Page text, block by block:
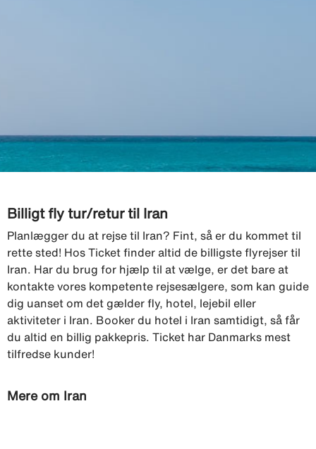
Billigt fly tur/retur til Iran
Planlægger du at rejse til Iran? Fint, så er du kommet til
rette sted! Hos Ticket finder altid de billigste flyrejser til
Iran. Har du brug for hjælp til at vælge, er det bare at
kontakte vores kompetente rejsesælgere, som kan guide
dig uanset om det gælder fly, hotel, lejebil eller
aktiviteter i Iran. Booker du hotel i Iran samtidigt, så får
du altid en billig pakkepris. Ticket har Danmarks mest
tilfredse kunder!
Mere om Iran